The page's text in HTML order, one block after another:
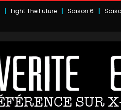
Fight The Future Saison 6